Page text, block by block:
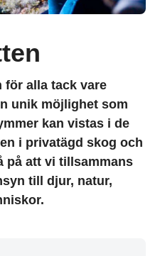
för alla tack vare
unik möjlighet som
kan vistas i de
i privatägd skog och
på att vi tillsammans
till djur, natur,